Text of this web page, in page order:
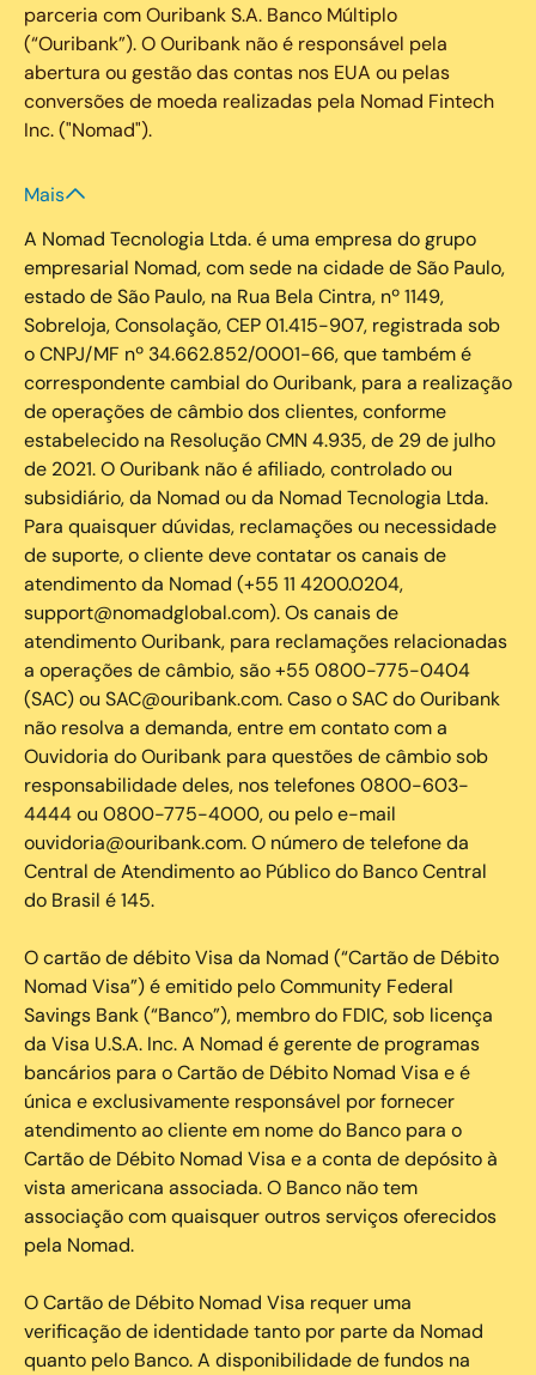
parceria com Ouribank S.A. Banco Múltiplo
(“Ouribank”). O Ouribank não é responsável pela
abertura ou gestão das contas nos EUA ou pelas
conversões de moeda realizadas pela Nomad Fintech
Inc. ("Nomad").
Mais
A Nomad Tecnologia Ltda. é uma empresa do grupo
empresarial Nomad, com sede na cidade de São Paulo,
estado de São Paulo, na Rua Bela Cintra, nº 1149,
Sobreloja, Consolação, CEP 01.415-907, registrada sob
o CNPJ/MF nº 34.662.852/0001-66, que também é
correspondente cambial do Ouribank, para a realização
de operações de câmbio dos clientes, conforme
estabelecido na Resolução CMN 4.935, de 29 de julho
de 2021. O Ouribank não é afiliado, controlado ou
subsidiário, da Nomad ou da Nomad Tecnologia Ltda.
Para quaisquer dúvidas, reclamações ou necessidade
de suporte, o cliente deve contatar os canais de
atendimento da Nomad (+55 11 4200.0204,
support@nomadglobal.com). Os canais de
atendimento Ouribank, para reclamações relacionadas
a operações de câmbio, são +55 0800-775-0404
(SAC) ou SAC@ouribank.com. Caso o SAC do Ouribank
não resolva a demanda, entre em contato com a
Ouvidoria do Ouribank para questões de câmbio sob
responsabilidade deles, nos telefones 0800-603-
4444 ou 0800-775-4000, ou pelo e-mail
ouvidoria@ouribank.com. O número de telefone da
Central de Atendimento ao Público do Banco Central
do Brasil é 145.
O cartão de débito Visa da Nomad (“Cartão de Débito
Nomad Visa”) é emitido pelo Community Federal
Savings Bank (“Banco”), membro do FDIC, sob licença
da Visa U.S.A. Inc. A Nomad é gerente de programas
bancários para o Cartão de Débito Nomad Visa e é
única e exclusivamente responsável por fornecer
atendimento ao cliente em nome do Banco para o
Cartão de Débito Nomad Visa e a conta de depósito à
vista americana associada. O Banco não tem
associação com quaisquer outros serviços oferecidos
pela Nomad.
O Cartão de Débito Nomad Visa requer uma
verificação de identidade tanto por parte da Nomad
quanto pelo Banco. A disponibilidade de fundos na